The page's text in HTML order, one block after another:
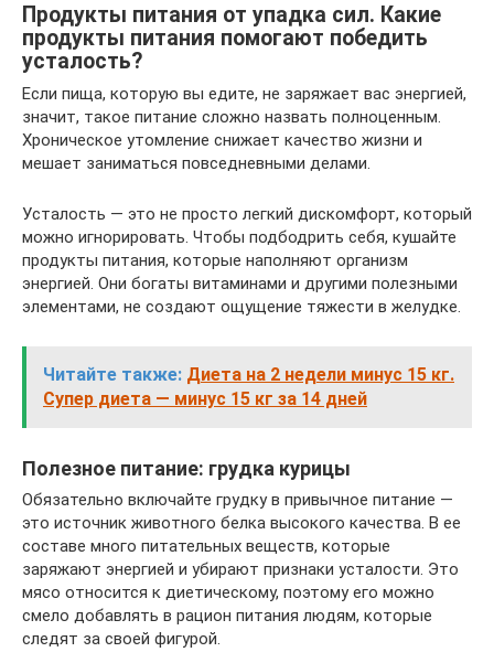
Продукты питания от упадка сил. Какие
продукты питания помогают победить
усталость?
Если пища, которую вы едите, не заряжает вас энергией,
значит, такое питание сложно назвать полноценным.
Хроническое утомление снижает качество жизни и
мешает заниматься повседневными делами.
Усталость — это не просто легкий дискомфорт, который
можно игнорировать. Чтобы подбодрить себя, кушайте
продукты питания, которые наполняют организм
энергией. Они богаты витаминами и другими полезными
элементами, не создают ощущение тяжести в желудке.
Читайте также: Диета на 2 недели минус 15 кг.
Супер диета — минус 15 кг за 14 дней
Полезное питание: грудка курицы
Обязательно включайте грудку в привычное питание —
это источник животного белка высокого качества. В ее
составе много питательных веществ, которые
заряжают энергией и убирают признаки усталости. Это
мясо относится к диетическому, поэтому его можно
смело добавлять в рацион питания людям, которые
следят за своей фигурой.